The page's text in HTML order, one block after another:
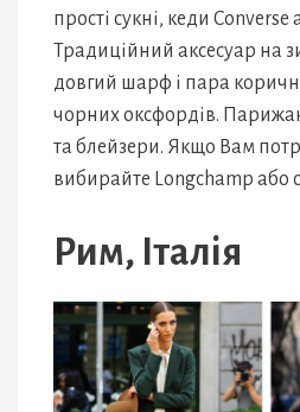
прості сукні, кеди Converse
Традиційний аксесуар на
довгий шарф і пара
чорних оксфордів.
та блейзери. Якщо Вам
вибирайте Longchamp або
Рим, Італія